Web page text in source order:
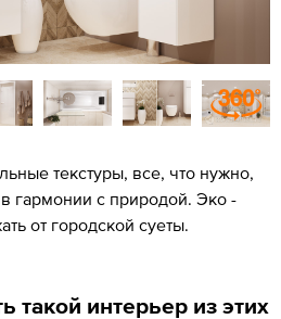
текстуры, все, что нужно,
гармонии с природой. Эко -
от городской суеты.
такой интерьер из этих